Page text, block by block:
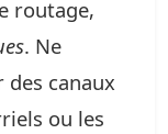
routage,
. Ne
canaux
ou les